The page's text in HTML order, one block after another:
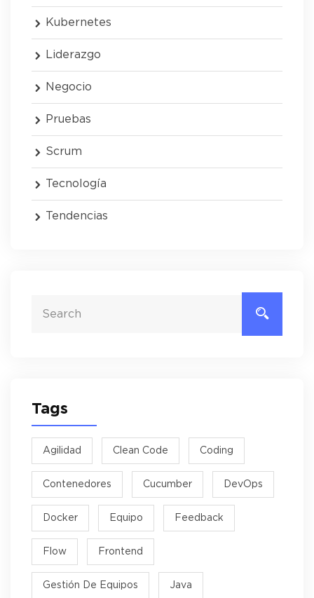
Kubernetes
Liderazgo
Negocio
Pruebas
Scrum
Tecnología
Tendencias
Tags
Agilidad Clean Code Coding
Contenedores Cucumber DevOps
Docker Equipo Feedback
Flow Frontend
Gestión De Equipos Java